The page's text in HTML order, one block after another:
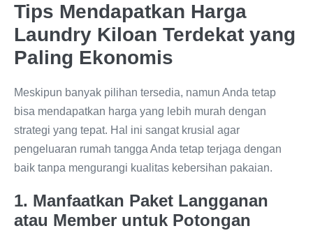
Tips Mendapatkan Harga
Laundry Kiloan Terdekat yang
Paling Ekonomis
Meskipun banyak pilihan tersedia, namun Anda tetap
bisa mendapatkan harga yang lebih murah dengan
strategi yang tepat. Hal ini sangat krusial agar
pengeluaran rumah tangga Anda tetap terjaga dengan
baik tanpa mengurangi kualitas kebersihan pakaian.
1. Manfaatkan Paket Langganan
atau Member untuk Potongan